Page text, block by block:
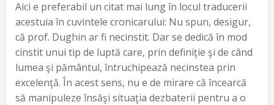
Aici e preferabil un citat mai lung în locul traducerii
acestuia în cuvintele cronicarului: Nu spun, desigur,
că prof. Dughin ar fi necinstit. Dar se dedică în mod
cinstit unui tip de luptă care, prin definiţie şi de când
lumea şi pământul, întruchipează necinstea prin
excelenţă. În acest sens, nu e de mirare că încearcă
să manipuleze însăşi situaţia dezbaterii pentru a o